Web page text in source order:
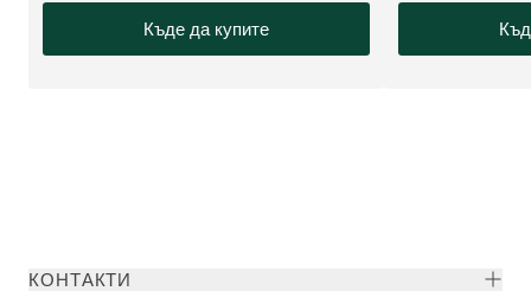
Къде да купите
КОНТАКТИ